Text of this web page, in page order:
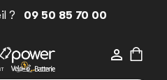
? 09 50 85 70 00
